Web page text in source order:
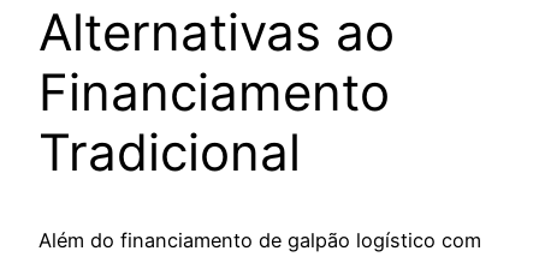
Alternativas ao
Financiamento
Tradicional
Além do financiamento de galpão logístico com